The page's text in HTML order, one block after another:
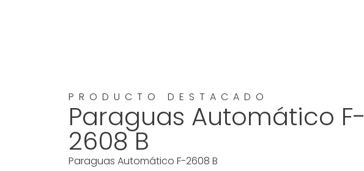
PRODUCTO DESTACADO
Paraguas Automático F-
2608 B
Paraguas Automático F-2608 B